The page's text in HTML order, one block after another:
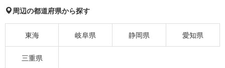
周辺の都道府県から探す
東海 岐阜県 静岡県 愛知県
三重県